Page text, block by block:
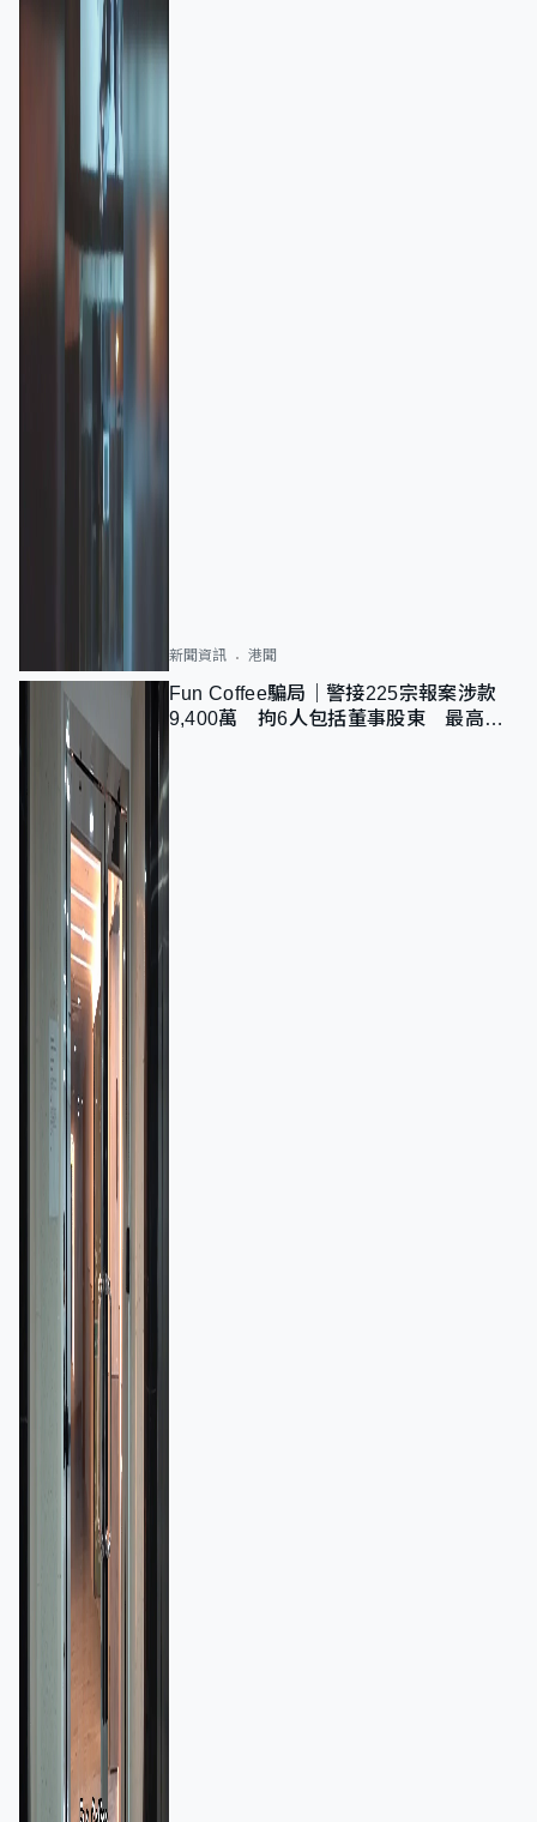
新聞資訊 港聞
Fun Coffee騙局｜警接225宗報案涉款
9,400萬 拘6人包括董事股東 最高金